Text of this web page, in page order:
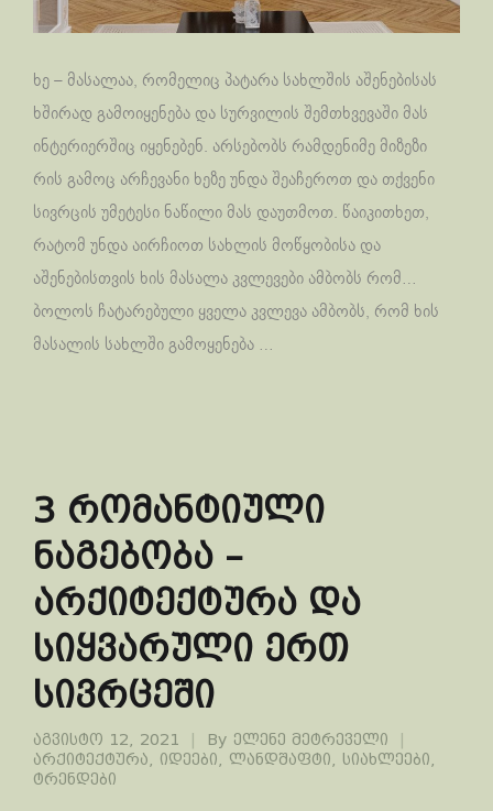
ხე – მასალაა, რომელიც პატარა სახლშის აშენებისას
ხშირად გამოიყენება და სურვილის შემთხვევაში მას
ინტერიერშიც იყენებენ. არსებობს რამდენიმე მიზეზი
რის გამოც არჩევანი ხეზე უნდა შეაჩეროთ და თქვენი
სივრცის უმეტესი ნაწილი მას დაუთმოთ. წაიკითხეთ,
რატომ უნდა აირჩიოთ სახლის მოწყობისა და
აშენებისთვის ხის მასალა კვლევები ამბობს რომ…
ბოლოს ჩატარებული ყველა კვლევა ამბობს, რომ ხის
მასალის სახლში გამოყენება …
3 რომანტიული
ნაგებობა –
არქიტექტურა და
სიყვარული ერთ
სივრცეში
აგვისტო 12, 2021 By ელენე მეტრეველი
არქიტექტურა, იდეები, ლანდშაფტი, სიახლეები,
ტრენდები